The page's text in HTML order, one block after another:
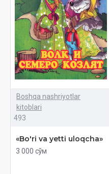
Boshqa nashriyotlar
kitoblari
493
«Bo'ri va yetti uloqcha»
3 000 сўм